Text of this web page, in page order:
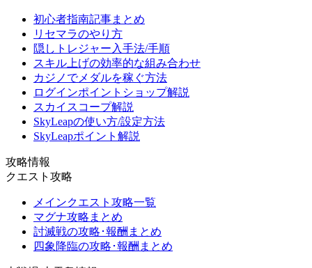
初心者指南記事まとめ
リセマラのやり方
隠しトレジャー入手法/手順
スキル上げの効率的な組み合わせ
カジノでメダルを稼ぐ方法
ログインポイントショップ解説
スカイスコープ解説
SkyLeapの使い方/設定方法
SkyLeapポイント解説
攻略情報
クエスト攻略
メインクエスト攻略一覧
マグナ攻略まとめ
討滅戦の攻略･報酬まとめ
四象降臨の攻略･報酬まとめ